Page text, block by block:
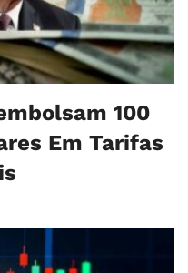
100
Em Tarifas